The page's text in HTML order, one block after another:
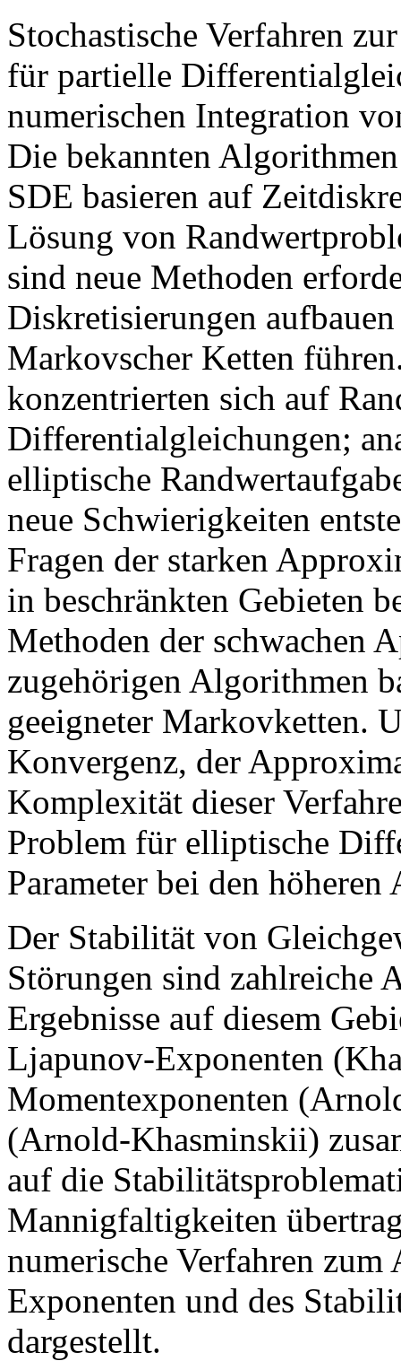
Stochastische Verfahren
für partielle
numerischen Integration
Die bekannten
SDE basieren auf
Lösung von
sind neue Methoden
Diskretisierungen
Markovscher Ketten
konzentrierten sich auf
Differentialgleichungen;
elliptische
neue Schwierigkeiten
Fragen der starken
in beschränkten Gebieten
Methoden der schwachen
zugehörigen Algorithmen
geeigneter Markovketten.
Konvergenz, der
Komplexität dieser
Problem für elliptische
Parameter bei den
Der Stabilität von
Störungen sind zahlreiche
Ergebnisse auf diesem
Ljapunov-Exponenten
Momentexponenten
(Arnold-Khasminskii)
auf die
Mannigfaltigkeiten
numerische Verfahren
Exponenten und des
dargestellt.